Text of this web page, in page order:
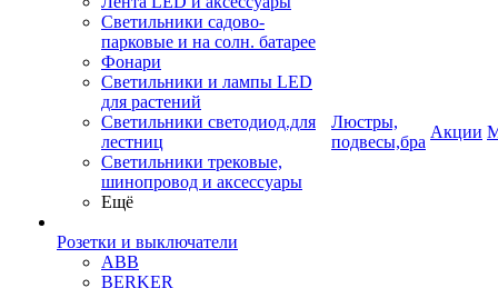
Светильники садово-
парковые и на солн. батарее
Фонари
Светильники и лампы LED
для растений
Светильники светодиод.для
лестниц
Светильники трековые,
шинопровод и аксессуары
Ещё
Розетки и выключатели
ABB
BERKER
Люстры,
подвесы,бра
Акции